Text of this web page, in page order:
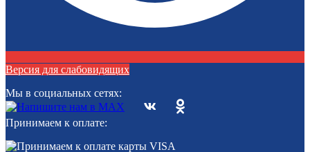
Версия для слабовидящих
Мы в социальных сетях:
Принимаем к оплате: